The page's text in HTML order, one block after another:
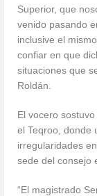
Superior, que
venido pasando
inclusive el
confiar en que
situaciones que
Roldán.
El vocero
el Teqroo, donde
irregularidades
sede del consejo
“El magistrado